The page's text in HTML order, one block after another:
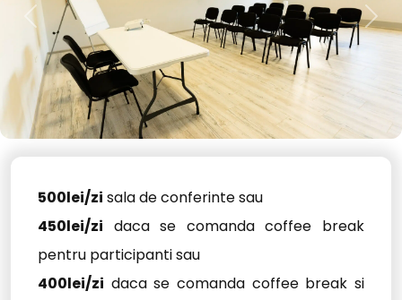
Previous Next
500lei/zi sala de conferinte sau
450lei/zi daca se comanda coffee break
pentru participanti sau
400lei/zi daca se comanda coffee break si